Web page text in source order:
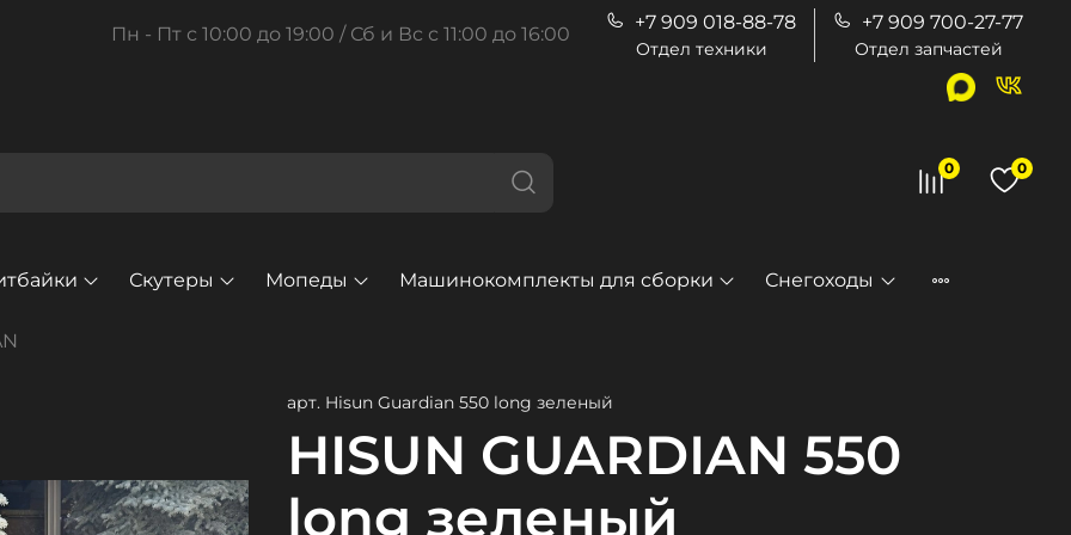
Пн - Пт с 10:00 до 19:00 / Сб и Вс с 11:00 до 16:00
+7 909 018-88-78
Отдел техники
+7 909 700-27-77
Отдел запчастей
0 0
Скутеры Мопеды Машинокомплекты для сборки Снегоходы
арт. Hisun Guardian 550 long зеленый
HISUN GUARDIAN 550
long зеленый